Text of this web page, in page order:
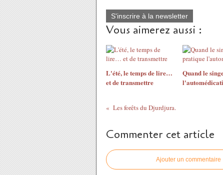
S'inscrire à la newsletter
Vous aimerez aussi :
L'été, le temps de lire…
et de transmettre
Quand le
Les forêts du Djurdjura.
Commenter cet article
Ajouter un commentaire